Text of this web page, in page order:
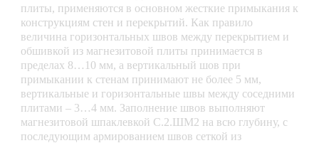
плиты, применяются в основном жесткие примыкания к
конструкциям стен и перекрытий. Как правило
величина горизонтальных швов между перекрытием и
обшивкой из магнезитовой плиты принимается в
пределах 8…10 мм, а вертикальный шов при
примыкании к стенам принимают не более 5 мм,
вертикальные и горизонтальные швы между соседними
плитами – 3…4 мм. Заполнение швов выполняют
магнезитовой шпаклевкой С.2.ШМ2 на всю глубину, с
последующим армированием швов сеткой из